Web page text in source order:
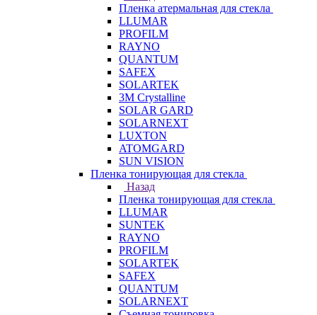
Пленка атермальная для стекла
LLUMAR
PROFILM
RAYNO
QUANTUM
SAFEX
SOLARTEK
3M Crystalline
SOLAR GARD
SOLARNEXT
LUXTON
ATOMGARD
SUN VISION
Пленка тонирующая для стекла
Назад
Пленка тонирующая для стекла
LLUMAR
SUNTEK
RAYNO
PROFILM
SOLARTEK
SAFEX
QUANTUM
SOLARNEXT